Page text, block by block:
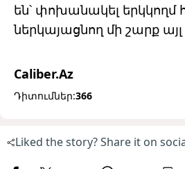
են՝ փոխանակել երկկողմ
ներկայացնող մի շարք այլ
Caliber.Az
Դիտումներ:366
Liked the story? Share it on